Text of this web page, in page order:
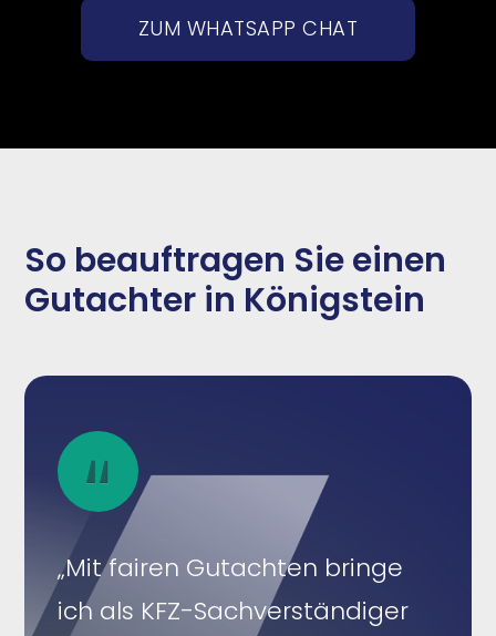
ZUM WHATSAPP CHAT
So beauftragen Sie einen
Gutachter in Königstein
„Mit fairen Gutachten bringe
ich als KFZ-Sachverständiger